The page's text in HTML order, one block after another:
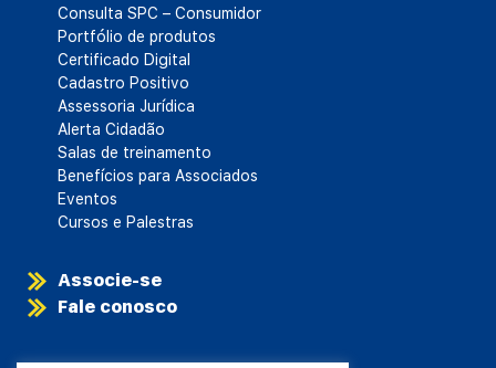
Consulta SPC – Consumidor
Portfólio de produtos
Certificado Digital
Cadastro Positivo
Assessoria Jurídica
Alerta Cidadão
Salas de treinamento
Benefícios para Associados
Eventos
Cursos e Palestras
Associe-se
Fale conosco